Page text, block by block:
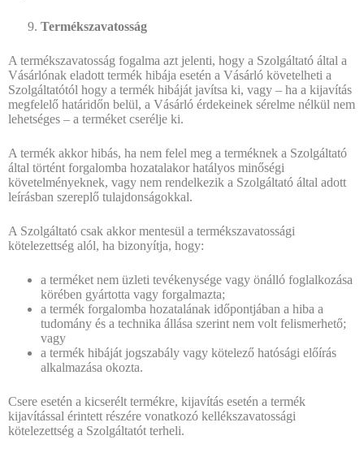
Termékszavatosság
A termékszavatosság fogalma azt jelenti, hogy a Szolgáltató által a
Vásárlónak eladott termék hibája esetén a Vásárló követelheti a
Szolgáltatótól hogy a termék hibáját javítsa ki, vagy – ha a kijavítás
megfelelő határidőn belül, a Vásárló érdekeinek sérelme nélkül nem
lehetséges – a terméket cserélje ki.
A termék akkor hibás, ha nem felel meg a terméknek a Szolgáltató
által történt forgalomba hozatalakor hatályos minőségi
követelményeknek, vagy nem rendelkezik a Szolgáltató által adott
leírásban szereplő tulajdonságokkal.
A Szolgáltató csak akkor mentesül a termékszavatossági
kötelezettség alól, ha bizonyítja, hogy:
a terméket nem üzleti tevékenysége vagy önálló foglalkozása
körében gyártotta vagy forgalmazta;
a termék forgalomba hozatalának időpontjában a hiba a
tudomány és a technika állása szerint nem volt felismerhető;
vagy
a termék hibáját jogszabály vagy kötelező hatósági előírás
alkalmazása okozta.
Csere esetén a kicserélt termékre, kijavítás esetén a termék
kijavítással érintett részére vonatkozó kellékszavatossági
kötelezettség a Szolgáltatót terheli.